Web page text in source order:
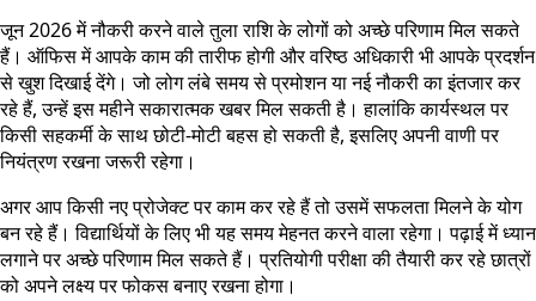
जून 2026 में नौकरी करने वाले तुला राशि के लोगों को अच्छे परिणाम मिल सकते
हैं। ऑफिस में आपके काम की तारीफ होगी और वरिष्ठ अधिकारी भी आपके प्रदर्शन
से खुश दिखाई देंगे। जो लोग लंबे समय से प्रमोशन या नई नौकरी का इंतजार कर
रहे हैं, उन्हें इस महीने सकारात्मक खबर मिल सकती है। हालांकि कार्यस्थल पर
किसी सहकर्मी के साथ छोटी-मोटी बहस हो सकती है, इसलिए अपनी वाणी पर
नियंत्रण रखना जरूरी रहेगा।
अगर आप किसी नए प्रोजेक्ट पर काम कर रहे हैं तो उसमें सफलता मिलने के योग
बन रहे हैं। विद्यार्थियों के लिए भी यह समय मेहनत करने वाला रहेगा। पढ़ाई में ध्यान
लगाने पर अच्छे परिणाम मिल सकते हैं। प्रतियोगी परीक्षा की तैयारी कर रहे छात्रों
को अपने लक्ष्य पर फोकस बनाए रखना होगा।